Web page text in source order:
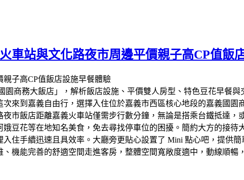
車站與文化路夜市周邊平價親子高CP值飯
商務大飯店」，解析飯店設施、平價雙人房型、特色豆花早餐
來到嘉義自由行，選擇入住位於嘉義市西區核心地段的嘉義國園
市​飯店距離嘉義火車站僅需步行數分鐘，無論是搭乘台鐵抵達，
豆花等在地知名美食，免去尋找停車位的困擾。簡約大方的接待
住手續迅速且具效率。大廳旁更貼心設置了 Mini 點心吧，提供
機能完善的舒適空間​走進客房，整體空間寬敞度適中，動線順暢